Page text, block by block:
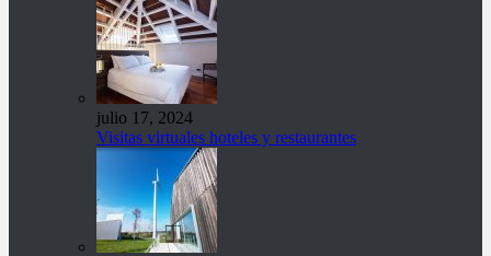
julio 17, 2024
Visitas virtuales hoteles y restaurantes